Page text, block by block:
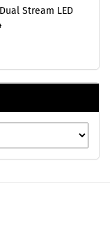
Stream LED